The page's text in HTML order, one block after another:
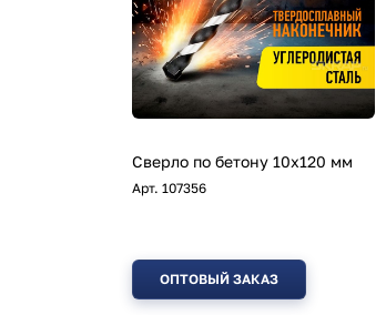
Сверло по бетону 10х120 мм
Арт. 107356
ОПТОВЫЙ ЗАКАЗ